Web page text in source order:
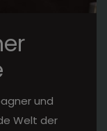
und
Welt der